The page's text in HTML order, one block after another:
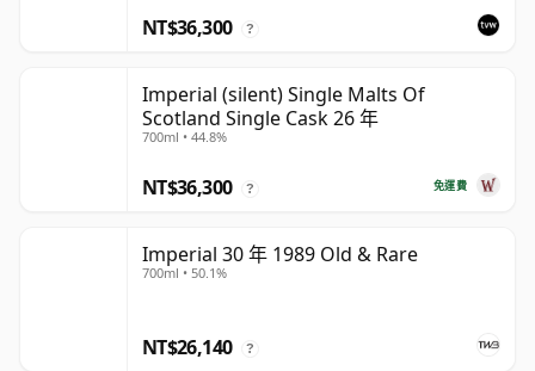
NT$36,300 ?
Imperial (silent) Single Malts Of
Scotland Single Cask 26 年
700ml • 44.8%
免運費
NT$36,300 ?
Imperial 30 年 1989 Old & Rare
700ml • 50.1%
NT$26,140 ?